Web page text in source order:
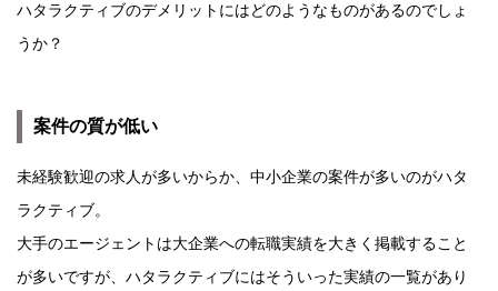
ハタラクティブのデメリットにはどのようなものがあるのでしょ
うか？
案件の質が低い
未経験歓迎の求人が多いからか、中小企業の案件が多いのがハタ
ラクティブ。
大手のエージェントは大企業への転職実績を大きく掲載すること
が多いですが、ハタラクティブにはそういった実績の一覧があり